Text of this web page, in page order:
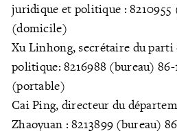
juridique et politique : 8210955
(domicile)
Xu Linhong, secrétaire du
politique: 8216988 (bureau) 86-
(portable)
Cai Ping, directeur du
Zhaoyuan : 8213899 (bureau)